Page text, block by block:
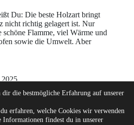
Du: Die beste Holzart bringt
nicht richtig gelagert ist. Nur
Flamme, viel Wärme und
sowie die Umwelt. Aber
die bestmögliche Erfahrung auf unserer
erfahren, welche Cookies wir verwenden
Informationen findest du in unserer